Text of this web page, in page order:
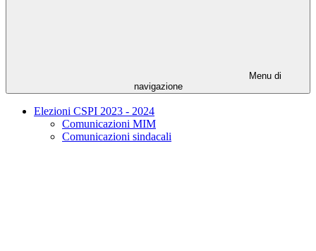
Menu di
navigazione
Elezioni CSPI 2023 - 2024
Comunicazioni MIM
Comunicazioni sindacali